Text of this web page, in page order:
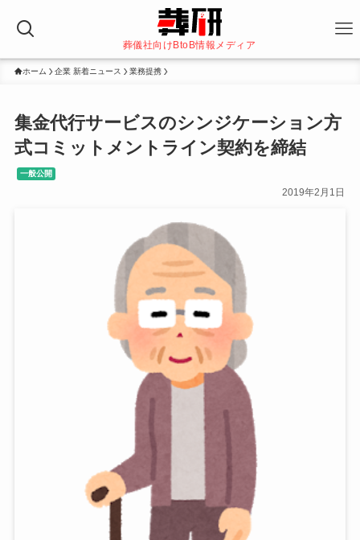
葬儀社向けBtoB情報メディア
ホーム 企業 新着ニュース 業務提携
集金代行サービスのシンジケーション方
式コミットメントライン契約を締結
一般公開
2019年2月1日